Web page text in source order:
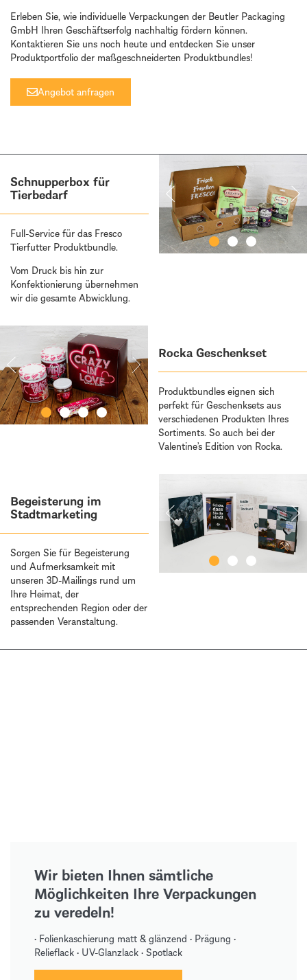
Erleben Sie, wie individuelle Verpackungen der Beutler Packaging
GmbH Ihren Geschäftserfolg nachhaltig fördern können.
Kontaktieren Sie uns noch heute und entdecken Sie unser
Produktportfolio der maßgeschneiderten Produktbundles!
Angebot anfragen
Schnupperbox für
Tierbedarf
Full-Service für das Fresco
Tierfutter Produktbundle.
Vom Druck bis hin zur
Konfektionierung übernehmen
wir die gesamte Abwicklung.
Rocka Geschenkset
Produktbundles eignen sich
perfekt für Geschenksets aus
verschiedenen Produkten Ihres
Sortiments. So auch bei der
Valentine’s Edition von Rocka.
Begeisterung im
Stadtmarketing
Sorgen Sie für Begeisterung
und Aufmerksamkeit mit
unseren 3D-Mailings rund um
Ihre Heimat, der
entsprechenden Region oder der
passenden Veranstaltung.
Wir bieten Ihnen sämtliche
Möglichkeiten Ihre Verpackungen
zu veredeln!
• Folienkaschierung matt & glänzend • Prägung •
Relieflack • UV-Glanzlack • Spotlack